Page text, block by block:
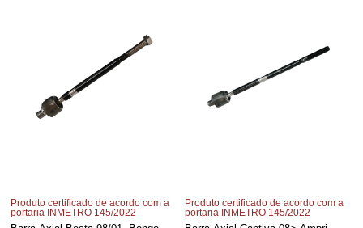
Produto certificado de acordo com a
portaria INMETRO 145/2022
Produto certificado de acordo com a
portaria INMETRO 145/2022